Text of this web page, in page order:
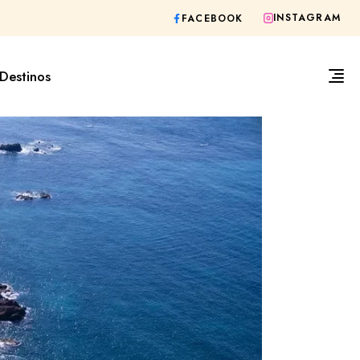
FACEBOOK INSTAGRAM
Destinos